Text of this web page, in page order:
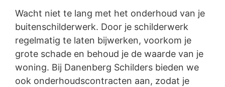
Wacht niet te lang met het onderhoud van je
buitenschilderwerk. Door je schilderwerk
regelmatig te laten bijwerken, voorkom je
grote schade en behoud je de waarde van je
woning. Bij Danenberg Schilders bieden we
ook onderhoudscontracten aan, zodat je